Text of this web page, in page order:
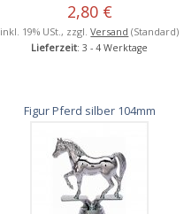
2,80 €
inkl. 19% USt., zzgl.Versand (Standard)
Lieferzeit: 3 - 4 Werktage
Figur Pferd silber 104mm